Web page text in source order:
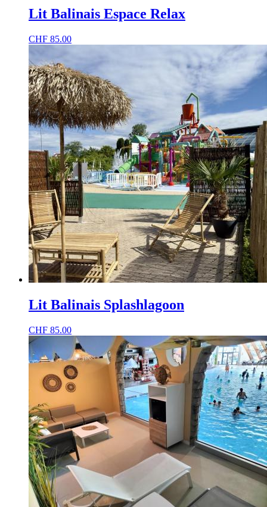
Lit Balinais Espace Relax
CHF 85.00
Lit Balinais Splashlagoon
CHF 85.00